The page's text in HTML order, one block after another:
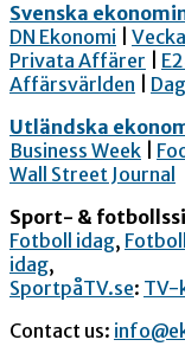
Svenska
DN Ekonomi
Privata Affärer
Affärsvärlden
Utländska
Business Week
Wall Street Journal
Sport- &
Fotboll idag,
idag,
SportpåTV.se: TV-
Contact us: